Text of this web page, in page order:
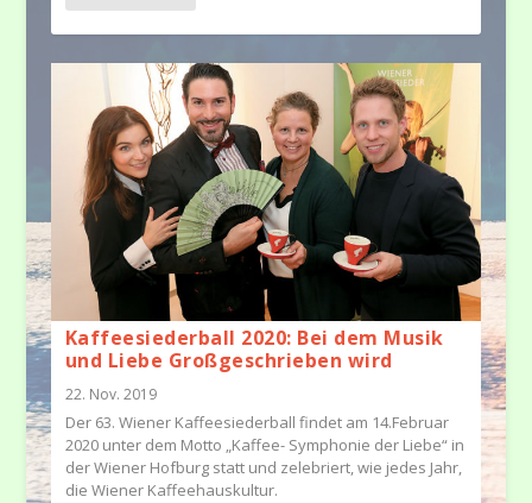
Kaffeesiederball 2020: Bei dem Musik
und Liebe Großgeschrieben wird
22. Nov. 2019
Der 63. Wiener Kaffeesiederball findet am 14.Februar
2020 unter dem Motto „Kaffee- Symphonie der Liebe“ in
der Wiener Hofburg statt und zelebriert, wie jedes Jahr,
die Wiener Kaffeehauskultur.